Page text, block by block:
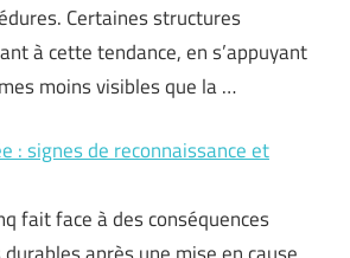
Certaines structures
à cette tendance, en s’appuyant
moins visibles que la …
: signes de reconnaissance et
fait face à des conséquences